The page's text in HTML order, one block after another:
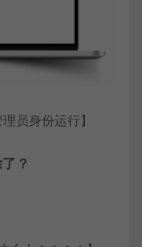
员身份运行】
？